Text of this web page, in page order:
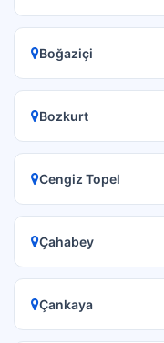
Boğaziçi
Bozkurt
Cengiz Topel
Çahabey
Çankaya